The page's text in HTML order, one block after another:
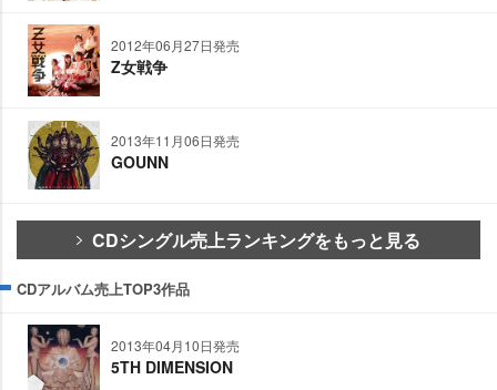
2012年06月27日発売
Z女戦争
2013年11月06日発売
GOUNN
CDシングル売上ランキングをもっと見る
CDアルバム売上TOP3作品
2013年04月10日発売
5TH DIMENSION